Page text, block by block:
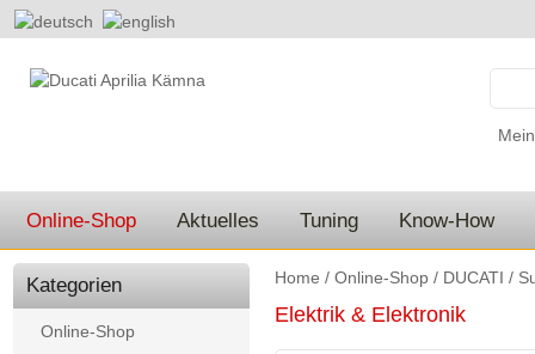
Online-Shop Aktuelles Tuning Know-How
Home / Online-Shop / DUCATI /
Elektrik & Elektronik
Kategorien
Online-Shop